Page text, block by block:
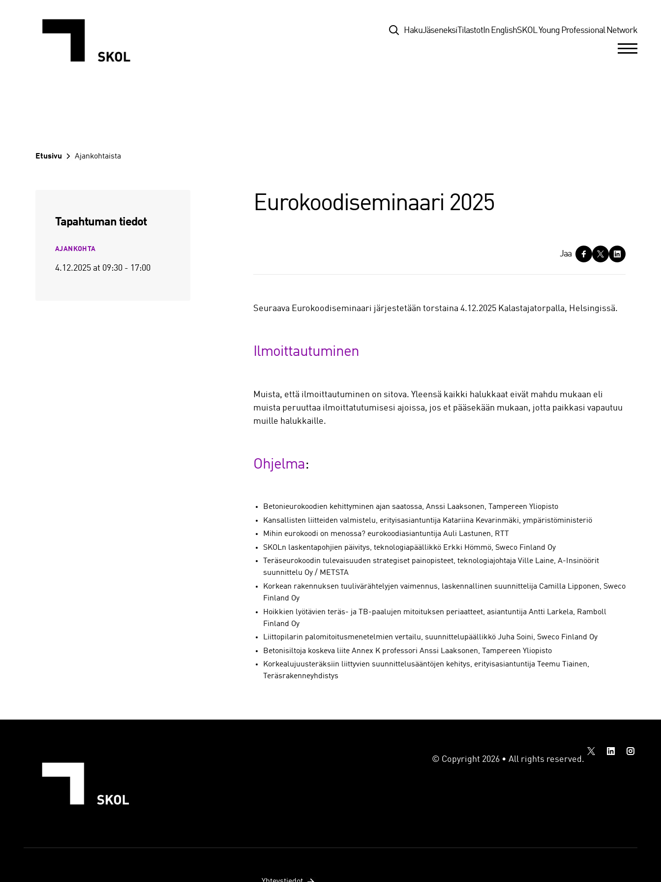
TopHakuJäseneksi Tilastot In EnglishSKOL Young Professional Network
Etusivu Ajankohtaista
Tapahtuman tiedot
AJANKOHTA
4.12.2025 at 09:30 - 17:00
Eurokoodiseminaari 2025
a
Jaa
Seuraava Eurokoodiseminaari järjestetään torstaina 4.12.2025 Kalastajatorpalla, Helsingissä.
Ilmoittautuminen
Muista, että ilmoittautuminen on sitova. Yleensä kaikki halukkaat eivät mahdu mukaan eli
muista peruuttaa ilmoittatutumisesi ajoissa, jos et pääsekään mukaan, jotta paikkasi vapautuu
muille halukkaille.
Ohjelma:
Betonieurokoodien kehittyminen ajan saatossa, Anssi Laaksonen, Tampereen Yliopisto
Kansallisten liitteiden valmistelu, erityisasiantuntija Katariina Kevarinmäki, ympäristöministeriö
Mihin eurokoodi on menossa? eurokoodiasiantuntija Auli Lastunen, RTT
SKOLn laskentapohjien päivitys, teknologiapäällikkö Erkki Hömmö, Sweco Finland Oy
Teräseurokoodin tulevaisuuden strategiset painopisteet, teknologiajohtaja Ville Laine, A-Insinöörit
suunnittelu Oy / METSTA
Korkean rakennuksen tuulivärähtelyjen vaimennus, laskennallinen suunnittelija Camilla Lipponen, Sweco
Finland Oy
Hoikkien lyötävien teräs- ja TB-paalujen mitoituksen periaatteet, asiantuntija Antti Larkela, Ramboll
Finland Oy
Liittopilarin palomitoitusmenetelmien vertailu, suunnittelupäällikkö Juha Soini, Sweco Finland Oy
Betonisiltoja koskeva liite Annex K professori Anssi Laaksonen, Tampereen Yliopisto
Korkealujuusteräksiin liittyvien suunnittelusääntöjen kehitys, erityisasiantuntija Teemu Tiainen,
Teräsrakenneyhdistys
© Copyright 2026 • All rights reserved.